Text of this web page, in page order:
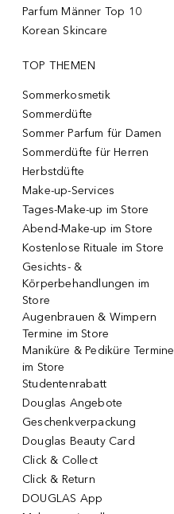
Parfum Männer Top 10
Korean Skincare
TOP THEMEN
Sommerkosmetik
Sommerdüfte
Sommer Parfum für Damen
Sommerdüfte für Herren
Herbstdüfte
Make-up-Services
Tages-Make-up im Store
Abend-Make-up im Store
Kostenlose Rituale im Store
Gesichts- &
Körperbehandlungen im
Store
Augenbrauen & Wimpern
Termine im Store
Maniküre & Pediküre Termine
im Store
Studentenrabatt
Douglas Angebote
Geschenkverpackung
Douglas Beauty Card
Click & Collect
Click & Return
DOUGLAS App